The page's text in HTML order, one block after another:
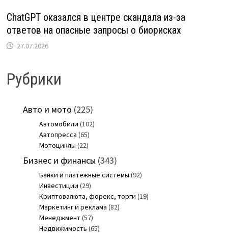
ChatGPT оказался в центре скандала из-за
ответов на опасные запросы о биорисках
27.07.2026
Рубрики
Авто и мото (225)
Автомобили (102)
Автопресса (65)
Мотоциклы (22)
Бизнес и финансы (343)
Банки и платежные системы (92)
Инвестиции (29)
Криптовалюта, форекс, торги (19)
Маркетинг и реклама (82)
Менеджмент(57)
Недвижимость (65)